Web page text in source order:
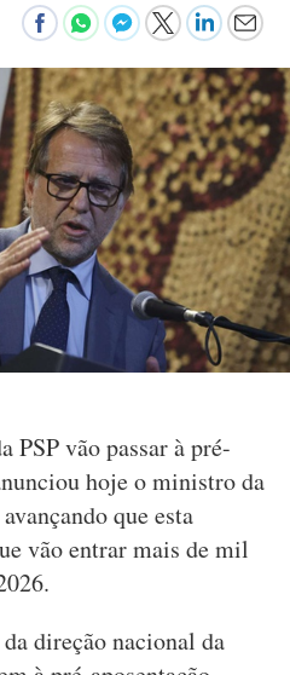
PSP vão passar à pré-
hoje o ministro da
que esta
vão entrar mais de mil
direção nacional da